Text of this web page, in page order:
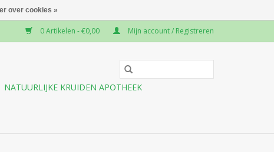
0 Artikelen - €0,00 Mijn account / Registreren
NATUURLIJKE KRUIDEN APOTHEEK
over cookies »